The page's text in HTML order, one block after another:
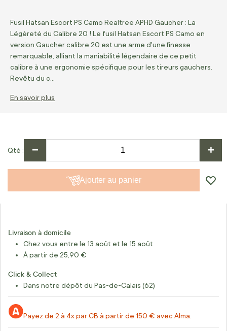
Fusil Hatsan Escort PS Camo Realtree APHD Gaucher : La
Légèreté du Calibre 20 ! Le fusil Hatsan Escort PS Camo en
version Gaucher calibre 20 est une arme d'une finesse
remarquable, alliant la maniabilité légendaire de ce petit
calibre à une ergonomie spécifique pour les tireurs gauchers.
Revêtu du c…
En savoir plus
Qté − +
Ajouter au panier
Livraison à domicile
Chez vous entre le 13 août et le 15 août
À partir de 25,90 €
Click & Collect
Dans notre dépôt du Pas-de-Calais (62)
Payez de 2 à 4x par CB à partir de 150 € avec Alma.